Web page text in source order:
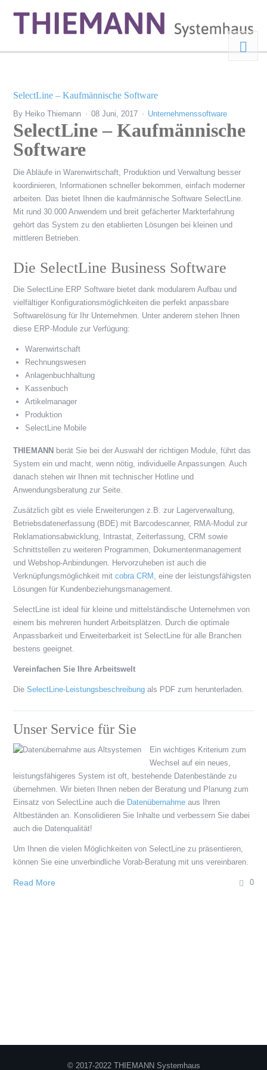
SelectLine – Kaufmännische Software
By Heiko Thiemann 08 Juni, 2017 Unternehmenssoftware
SelectLine – Kaufmännische
Software
Die Abläufe in Warenwirtschaft, Produktion und Verwaltung besser
koordinieren, Informationen schneller bekommen, einfach moderner
arbeiten. Das bietet Ihnen die kaufmännische Software SelectLine.
Mit rund 30.000 Anwendern und breit gefächerter Markterfahrung
gehört das System zu den etablierten Lösungen bei kleinen und
mittleren Betrieben.
Die SelectLine Business Software
Die SelectLine ERP Software bietet dank modularem Aufbau und
vielfältiger Konfigurationsmöglichkeiten die perfekt anpassbare
Softwarelösung für Ihr Unternehmen. Unter anderem stehen Ihnen
diese ERP-Module zur Verfügung:
Warenwirtschaft
Rechnungswesen
Anlagenbuchhaltung
Kassenbuch
Artikelmanager
Produktion
SelectLine Mobile
THIEMANN berät Sie bei der Auswahl der richtigen Module, führt das
System ein und macht, wenn nötig, individuelle Anpassungen. Auch
danach stehen wir Ihnen mit technischer Hotline und
Anwendungsberatung zur Seite.
Zusätzlich gibt es viele Erweiterungen z.B. zur Lagerverwaltung,
Betriebsdatenerfassung (BDE) mit Barcodescanner, RMA-Modul zur
Reklamationsabwicklung, Intrastat, Zeiterfassung, CRM sowie
Schnittstellen zu weiteren Programmen, Dokumentenmanagement
und Webshop-Anbindungen. Hervorzuheben ist auch die
Verknüpfungsmöglichkeit mitcobra CRM
, eine der leistungsfähigsten
Lösungen für Kundenbeziehungsmanagement.
SelectLine ist ideal für kleine und mittelständische Unternehmen von
einem bis mehreren hundert Arbeitsplätzen. Durch die optimale
Anpassbarkeit und Erweiterbarkeit ist SelectLine für alle Branchen
bestens geeignet.
Vereinfachen Sie Ihre Arbeitswelt
DieSelectLine-Leistungsbeschreibung als PDF zum herunterladen.
Unser Service für Sie
Ein wichtiges Kriterium zum
Wechsel auf ein neues,
leistungsfähigeres System ist oft, bestehende Datenbestände zu
übernehmen. Wir bieten Ihnen neben der Beratung und Planung zum
Einsatz von SelectLine auch die Datenübernahme aus Ihren
Altbeständen an. Konsolidieren Sie Inhalte und verbessern Sie dabei
auch die Datenqualität!
Um Ihnen die vielen Möglichkeiten von SelectLine zu präsentieren,
können Sie eine unverbindliche Vorab-Beratung mit uns vereinbaren.
Read More 0
© 2017-2022 THIEMANN Systemhaus